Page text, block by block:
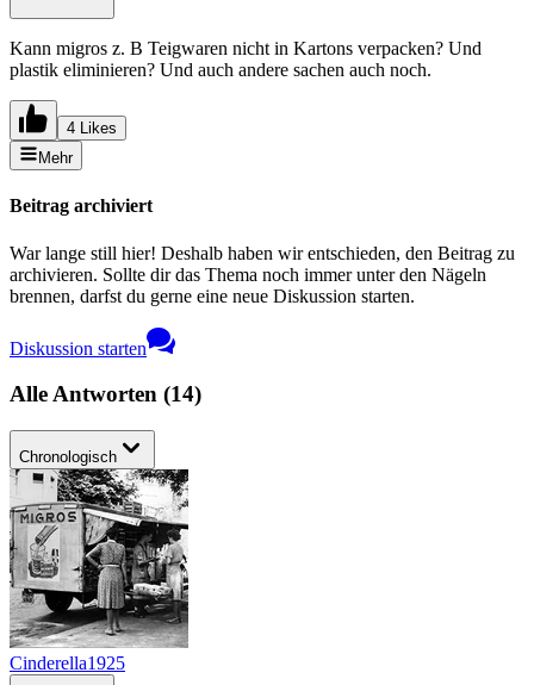
Kann migros z. B Teigwaren nicht in Kartons verpacken? Und
plastik eliminieren? Und auch andere sachen auch noch.
4 Likes
Mehr
Beitrag archiviert
War lange still hier! Deshalb haben wir entschieden, den Beitrag zu
archivieren. Sollte dir das Thema noch immer unter den Nägeln
brennen, darfst du gerne eine neue Diskussion starten.
Diskussion starten
Alle Antworten (14)
Chronologisch
Cinderella1925